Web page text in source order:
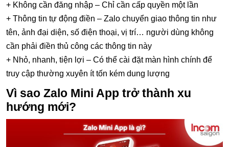
+ Không cần đăng nhập – Chỉ cần cấp quyền một lần
+ Thông tin tự động điền – Zalo chuyển giao thông tin như
tên, ảnh đại diện, số điện thoại, vị trí… người dùng không
cần phải điền thủ công các thông tin này
+ Nhỏ, nhanh, tiện lợi – Có thể cài đặt màn hình chính để
truy cập thường xuyên ít tốn kém dung lượng
Vì sao Zalo Mini App trở thành xu
hướng mới?